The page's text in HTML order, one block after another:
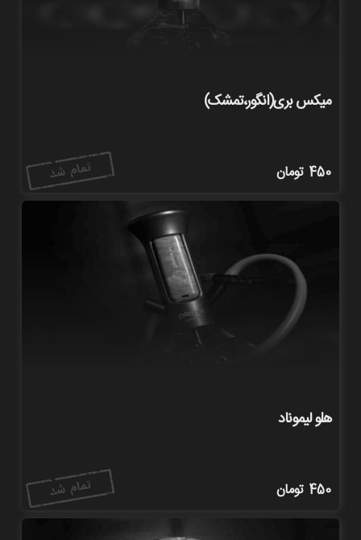
میکس بری(انگور،تمشک)
450 تومان
هلو لیموناد
450 تومان